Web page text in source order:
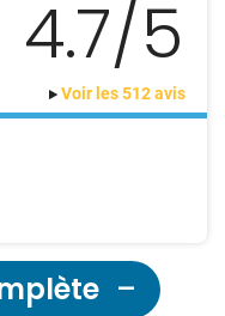
4.7/5
Voir les 512 avis